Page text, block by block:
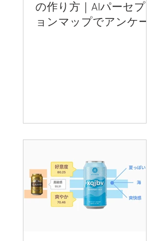
の作り方｜AIパーセプシ
ョンマップでアンケー